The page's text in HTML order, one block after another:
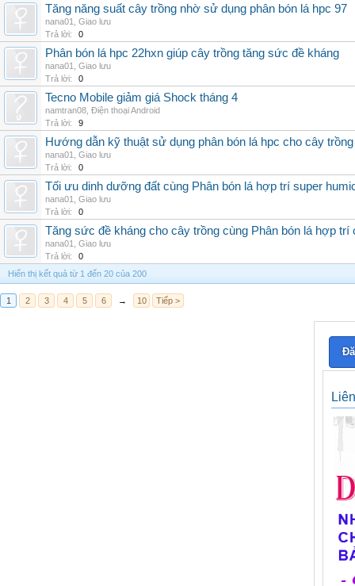
Tăng năng suất cây trồng nhờ sử dụng phân bón lá hpc 97
nana01
Giao lưu
Trả lời:
0
Phân bón lá hpc 22hxn giúp cây trồng tăng sức đề kháng
nana01
Giao lưu
Trả lời:
0
Tecno Mobile giảm giá Shock tháng 4
namtran08 Điện thoại Android
Trả lời:
9
Hướng dẫn kỹ thuật sử dụng phân bón lá hpc cho cây trồng
nana01
Giao lưu
Trả lời:
0
Tối ưu dinh dưỡng đất cùng Phân bón lá hợp trí super
nana01
Giao lưu
Trả lời:
0
Tăng sức đề kháng cho cây trồng cùng Phân bón lá hợp trí
nana01
Giao lưu
Trả lời:
0
Hiển thị kết quả từ 1 đến 20 của 200
1 2 3 4 5 6 → 10 Tiếp >